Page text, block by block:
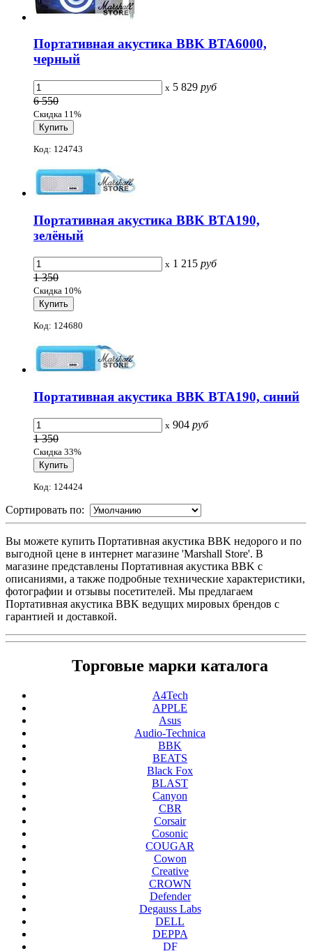
Портативная акустика BBK BTA6000,
черный
x 5 829 руб
6 550
Скидка 11%
Код: 124743
Портативная акустика BBK BTA190,
зелёный
x 1 215 руб
1 350
Скидка 10%
Код: 124680
Портативная акустика BBK BTA190, синий
x 904 руб
1 350
Скидка 33%
Код: 124424
Сортировать по:
Вы можете купить Портативная акустика BBK недорого и по
выгодной цене в интернет магазине 'Marshall Store'. В
магазине представлены Портативная акустика BBK с
описаниями, а также подробные технические характеристики,
фотографии и отзывы посетителей. Мы предлагаем
Портативная акустика BBK ведущих мировых брендов с
гарантией и доставкой.
Торговые марки каталога
A4Tech
APPLE
Asus
Audio-Technica
BBK
BEATS
Black Fox
BLAST
Canyon
CBR
Corsair
Cosonic
COUGAR
Cowon
Creative
CROWN
Defender
Degauss Labs
DELL
DEPPA
DF